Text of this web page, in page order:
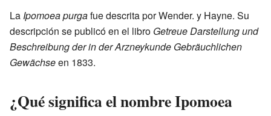
La Ipomoea purgafue descrita por Wender. y Hayne. Su
descripción se publicó en el libro Getreue Darstellung und
Beschreibung der in der Arzneykunde Gebräuchlichen
Gewächseen 1833.
¿Qué significa el nombre Ipomoea